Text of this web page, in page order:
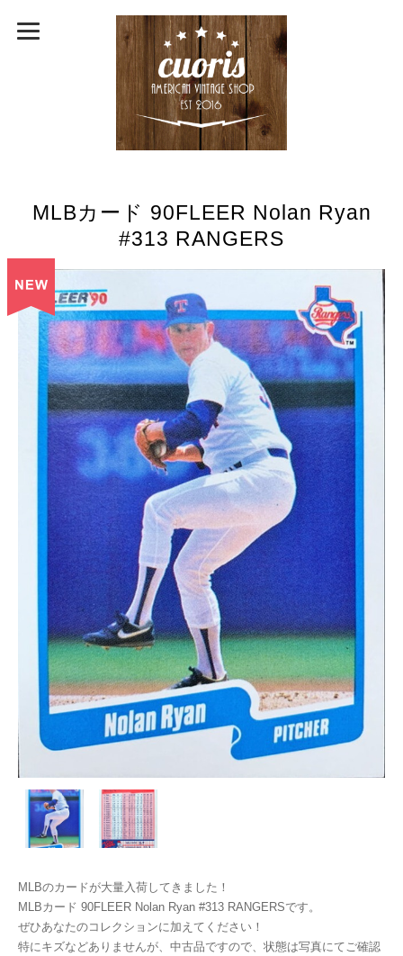
MLBカード 90FLEER Nolan Ryan
#313 RANGERS
MLBのカードが大量入荷してきました！
MLBカード 90FLEER Nolan Ryan #313 RANGERSです。
ぜひあなたのコレクションに加えてください！
特にキズなどありませんが、中古品ですので、状態は写真にてご確認